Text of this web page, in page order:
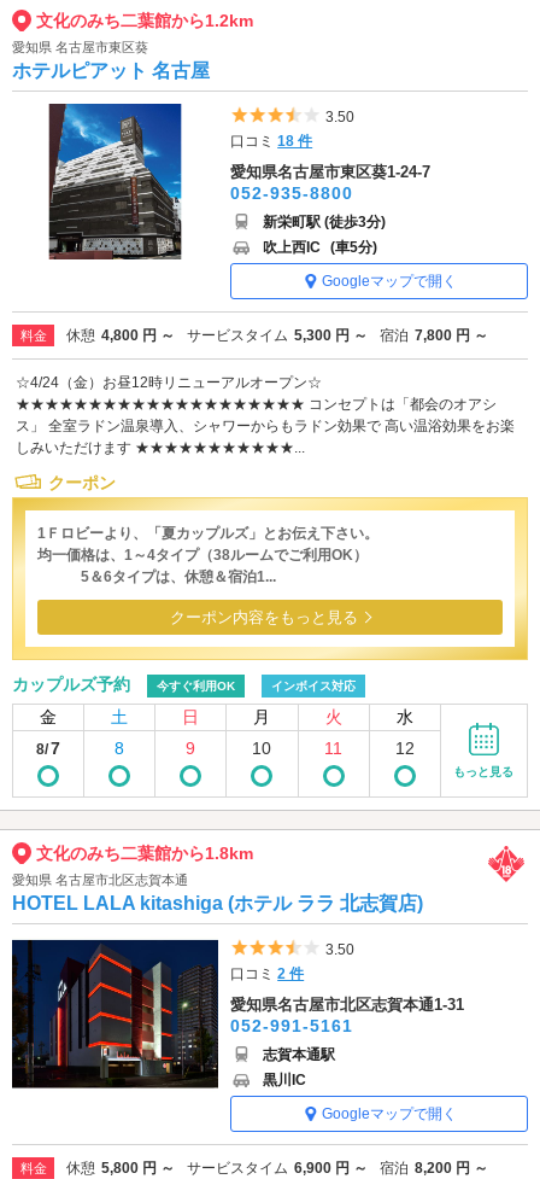
文化のみち二葉館から1.2km
愛知県 名古屋市東区葵
ホテルピアット 名古屋
5つ星のうち3.5
3.50
口コミ18 件
愛知県名古屋市東区葵1-24-7
052-935-8800
新栄町駅 (徒歩3分)
吹上西IC (車5分)
Googleマップで開く
料金 休憩 4,800 円 ～ サービスタイム 5,300 円 ～ 宿泊 7,800 円 ～
☆4/24（金）お昼12時リニューアルオープン☆
★★★★★★★★★★★★★★★★★★★★ コンセプトは「都会のオアシ
ス」 全室ラドン温泉導入、シャワーからもラドン効果で 高い温浴効果をお楽
しみいただけます ★★★★★★★★★★★...
クーポン
1Ｆロビーより、「夏カップルズ」とお伝え下さい。
均一価格は、1～4タイプ（38ルームでご利用OK）
5＆6タイプは、休憩＆宿泊1...
クーポン内容をもっと見る
カップルズ予約 今すぐ利用OK インボイス対応
金 土 日 月 火 水
8/7 8 9 10 11 12
もっと見る
文化のみち二葉館から1.8km
愛知県 名古屋市北区志賀本通
HOTEL LALA kitashiga (ホテル ララ 北志賀店)
5つ星のうち3.5
3.50
口コミ2 件
愛知県名古屋市北区志賀本通1-31
052-991-5161
志賀本通駅
黒川IC
Googleマップで開く
料金 休憩 5,800 円 ～ サービスタイム 6,900 円 ～ 宿泊 8,200 円 ～